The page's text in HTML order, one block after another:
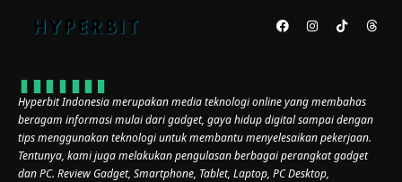
Hyperbit Indonesia merupakan media teknologi online yang membahas
beragam informasi mulai dari gadget, gaya hidup digital sampai dengan
tips menggunakan teknologi untuk membantu menyelesaikan pekerjaan.
Tentunya, kami juga melakukan pengulasan berbagai perangkat gadget
dan PC. Review Gadget, Smartphone, Tablet, Laptop, PC Desktop,